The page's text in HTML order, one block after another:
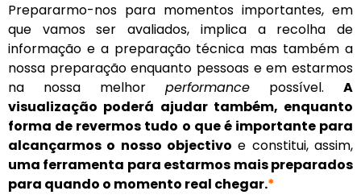
Prepararmo-nos para momentos importantes, em
que vamos ser avaliados, implica a recolha de
informação e a preparação técnica mas também a
nossa preparação enquanto pessoas e em estarmos
na nossa melhor performance possível. A
visualização poderá ajudar também, enquanto
forma de revermos tudo o que é importante para
alcançarmos o nosso objectivo e constitui, assim,
uma ferramenta para estarmos mais preparados
para quando o momento real chegar.*